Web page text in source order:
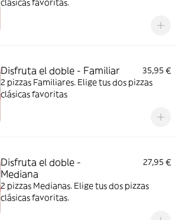
clásicas favoritas.
Disfruta el doble - Familiar
35,95 €
2 pizzas Familiares. Elige tus dos pizzas
clásicas favoritas
Disfruta el doble -
Mediana
27,95 €
2 pizzas Medianas. Elige tus dos pizzas
clásicas favoritas.